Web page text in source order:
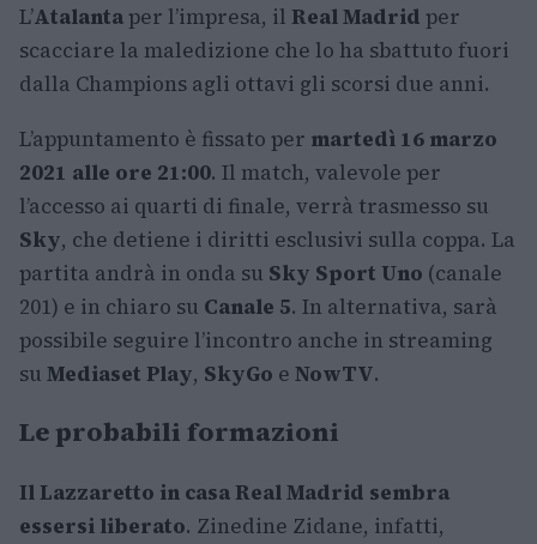
L’Atalantaper l’impresa, il Real Madrid per
scacciare la maledizione che lo ha sbattuto fuori
dalla Champions agli ottavi gli scorsi due anni.
L’appuntamento è fissato per martedì 16 marzo
2021 alle ore 21:00. Il match, valevole per
l’accesso ai quarti di finale, verrà trasmesso su
Sky, che detiene i diritti esclusivi sulla coppa. La
partita andrà in onda su Sky Sport Uno (canale
201) e in chiaro su Canale 5. In alternativa, sarà
possibile seguire l’incontro anche in streaming
su Mediaset Play, SkyGo e NowTV.
Le probabili formazioni
Il Lazzaretto in casa Real Madrid sembra
essersi liberato. Zinedine Zidane, infatti,